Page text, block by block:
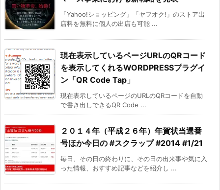
「Yahoo!ショッピング」「ヤフオク!」のストア出
店料を無料に個人の出店も可能 ...
現在表示しているページURLのQRコード
を表示してくれるWORDPRESSプラグイ
ン「QR Code Tap」
現在表示しているページのURLのQRコードを自動
で書き出しできるQR Code ...
２０１４年（平成２６年）年賀状当選番
号ほか今日の #スクラップ #2014 #1/21
毎日、その日の終わりに、その日の出来事や気に入
った情報、おすすめ記事などを紹介し ...